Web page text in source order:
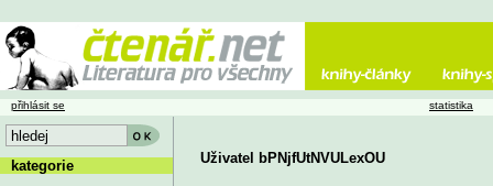
Uživatel bPNjfUtNVULexOU
přihlásit se statistika
kategorie